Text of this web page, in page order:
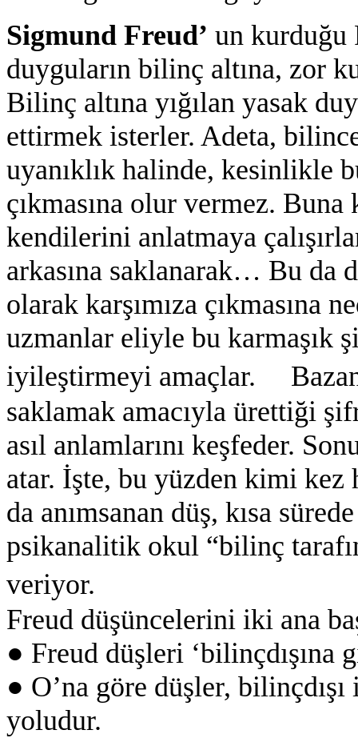
Sigmund Freud’ un kurduğu
duyguların bilinç altına, zor
Bilinç altına yığılan yasak
ettirmek isterler. Adeta,
uyanıklık halinde, kesinlikle
çıkmasına olur vermez.
kendilerini anlatmaya
arkasına saklanarak… Bu da
olarak karşımıza çıkmasına
uzmanlar eliyle bu karmaşık
iyileştirmeyi amaçlar. Bazan
saklamak amacıyla ürettiği
asıl anlamlarını keşfeder.
atar. İşte, bu yüzden kimi
da anımsanan düş, kısa
psikanalitik okul “bilinç
veriyor.
Freud düşüncelerini iki ana
● Freud düşleri ‘bilinçdışına
● O’na göre düşler,
yoludur.